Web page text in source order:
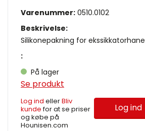
Varenummer: 0510.0102
Beskrivelse:
Silikonepakning for ekssikkatorhane
:
På lager
Se produkt
Log ind ellerBliv
kundefor at se priser
og købe på
Hounisen.com
Log ind